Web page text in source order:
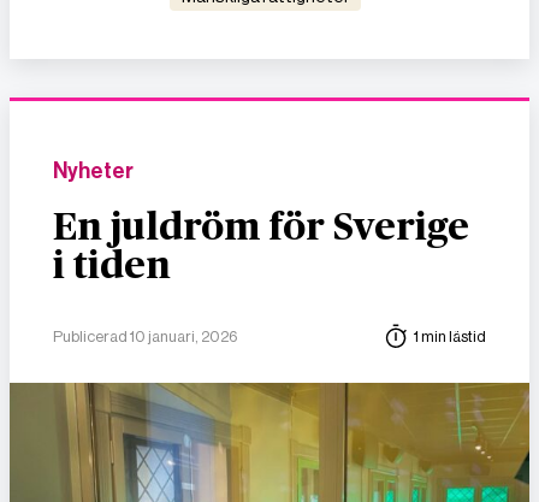
Nyheter
En juldröm för Sverige
i tiden
Publicerad 10 januari, 2026 1 min lästid